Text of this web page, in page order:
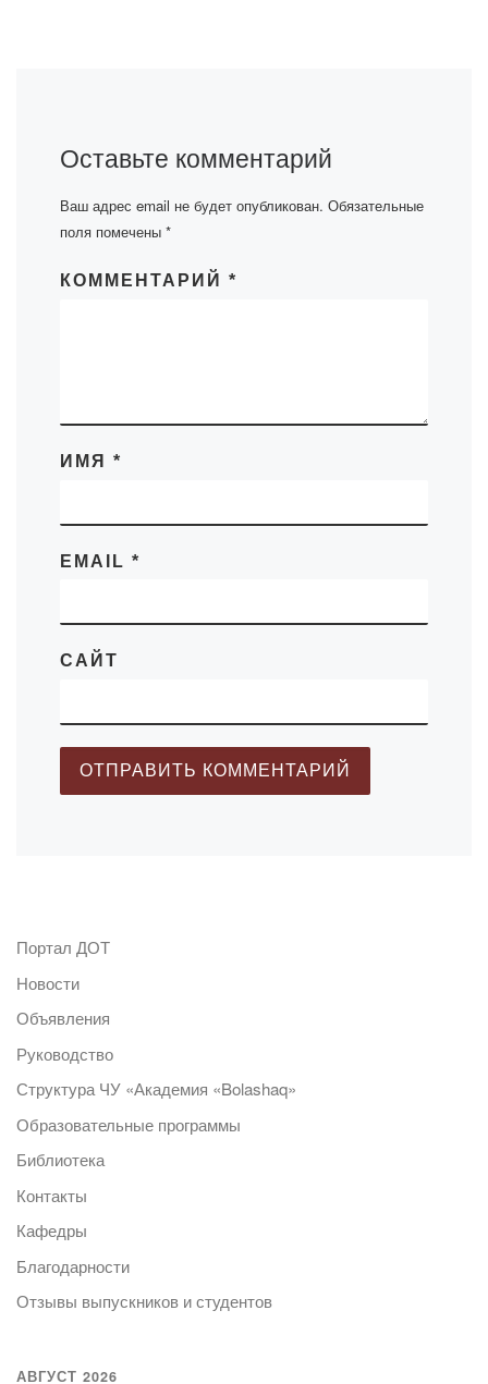
Оставьте комментарий
Ваш адрес email не будет опубликован. Обязательные
поля помечены *
КОММЕНТАРИЙ *
ИМЯ *
EMAIL *
САЙТ
Портал ДОТ
Новости
Объявления
Руководство
Структура ЧУ «Академия «Bolashaq»
Образовательные программы
Библиотека
Контакты
Кафедры
Благодарности
Отзывы выпускников и студентов
АВГУСТ 2026